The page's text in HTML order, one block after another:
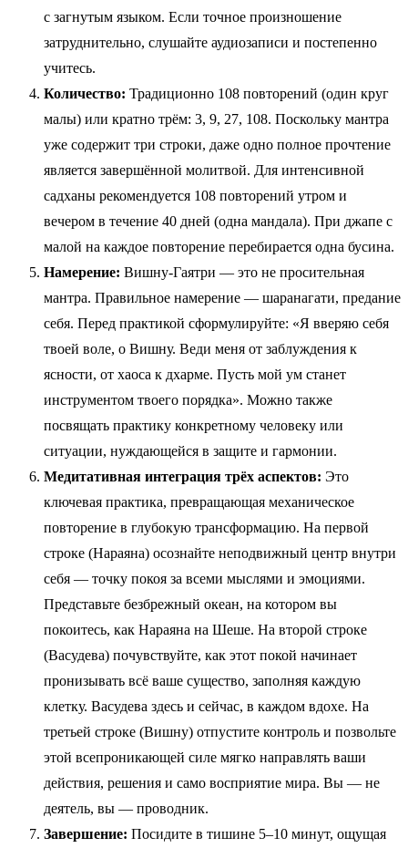
с загнутым языком. Если точное произношение
затруднительно, слушайте аудиозаписи и постепенно
учитесь.
Количество: Традиционно 108 повторений (один круг
малы) или кратно трём: 3, 9, 27, 108. Поскольку мантра
уже содержит три строки, даже одно полное прочтение
является завершённой молитвой. Для интенсивной
садханы рекомендуется 108 повторений утром и
вечером в течение 40 дней (одна мандала). При джапе с
малой на каждое повторение перебирается одна бусина.
Намерение: Вишну-Гаятри — это не просительная
мантра. Правильное намерение — шаранагати, предание
себя. Перед практикой сформулируйте: «Я вверяю себя
твоей воле, о Вишну. Веди меня от заблуждения к
ясности, от хаоса к дхарме. Пусть мой ум станет
инструментом твоего порядка». Можно также
посвящать практику конкретному человеку или
ситуации, нуждающейся в защите и гармонии.
Медитативная интеграция трёх аспектов: Это
ключевая практика, превращающая механическое
повторение в глубокую трансформацию. На первой
строке (Нараяна) осознайте неподвижный центр внутри
себя — точку покоя за всеми мыслями и эмоциями.
Представьте безбрежный океан, на котором вы
покоитесь, как Нараяна на Шеше. На второй строке
(Васудева) почувствуйте, как этот покой начинает
пронизывать всё ваше существо, заполняя каждую
клетку. Васудева здесь и сейчас, в каждом вдохе. На
третьей строке (Вишну) отпустите контроль и позвольте
этой всепроникающей силе мягко направлять ваши
действия, решения и само восприятие мира. Вы — не
деятель, вы — проводник.
Завершение: Посидите в тишине 5–10 минут, ощущая